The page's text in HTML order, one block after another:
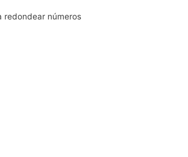
redondear números